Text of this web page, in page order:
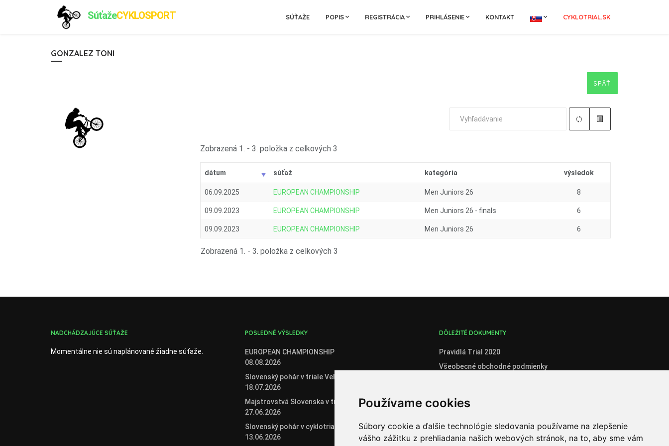
Používame cookies
Súbory cookie a ďalšie technológie sledovania používame na zlepšenie
vášho zážitku z prehliadania našich webových stránok, na to, aby sme vám
SúťažeCYKLOSPORT SÚŤAŽE POPIS REGISTRÁCIA PRIHLÁSENIE KONTAKT CYKLOTRIAL.SK
GONZALEZ TONI
SPÄŤ
Zobrazená 1. - 3. položka z celkových 3
dátum súťaž kategória výsledok
06.09.2025 EUROPEAN CHAMPIONSHIP Men Juniors 26 8
09.09.2023 EUROPEAN CHAMPIONSHIP Men Juniors 26 - finals 6
09.09.2023 EUROPEAN CHAMPIONSHIP Men Juniors 26 6
Zobrazená 1. - 3. položka z celkových 3
NADCHÁDZAJÚCE SÚŤAŽE
Momentálne nie sú naplánované žiadne súťaže.
POSLEDNÉ VÝSLEDKY
EUROPEAN CHAMPIONSHIP
08.08.2026
Slovenský pohár v triale Veľké Zálužie
18.07.2026
Majstrovstvá Slovenska v triale
27.06.2026
Slovenský pohár v cyklotriale 2026
13.06.2026
DÔLEŽITÉ DOKUMENTY
Pravidlá Trial 2020
Všeobecné obchodné podmienky
Čestné prehlásenie administrátora klubového konta
Čestné prehlásenie organizátora súťaží
Organizátori